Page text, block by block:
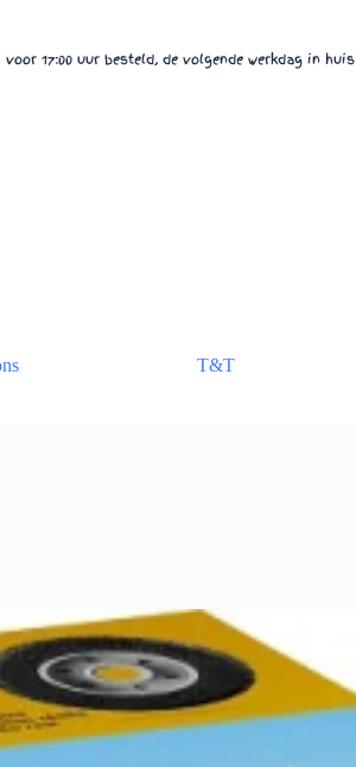
voor 17:00 uur besteld, de volgende werkdag in huis
T&T